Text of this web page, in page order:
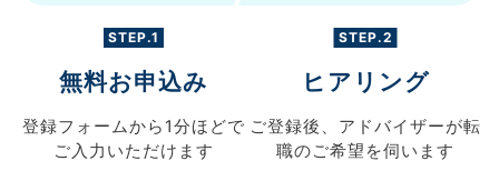
STEP.1
無料お申込み
登録フォームから 1分ほどで
ご入力 いただけます
STEP.2
ヒアリング
ご登録後、 アドバイザーが転
職のご希望を伺います